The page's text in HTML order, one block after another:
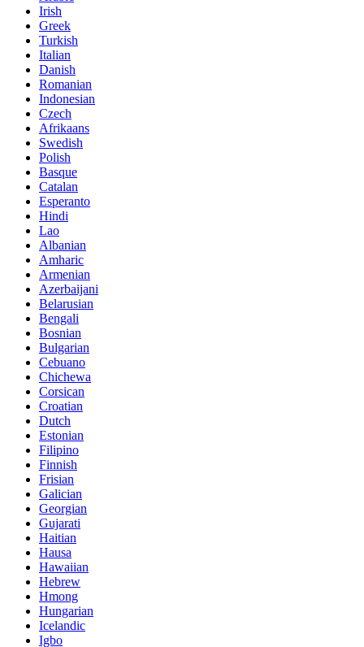
Irish
Greek
Turkish
Italian
Danish
Romanian
Indonesian
Czech
Afrikaans
Swedish
Polish
Basque
Catalan
Esperanto
Hindi
Lao
Albanian
Amharic
Armenian
Azerbaijani
Belarusian
Bengali
Bosnian
Bulgarian
Cebuano
Chichewa
Corsican
Croatian
Dutch
Estonian
Filipino
Finnish
Frisian
Galician
Georgian
Gujarati
Haitian
Hausa
Hawaiian
Hebrew
Hmong
Hungarian
Icelandic
Igbo